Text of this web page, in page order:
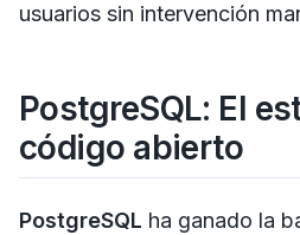
usuarios sin intervención
PostgreSQL: El
código abierto
PostgreSQL ha ganado la